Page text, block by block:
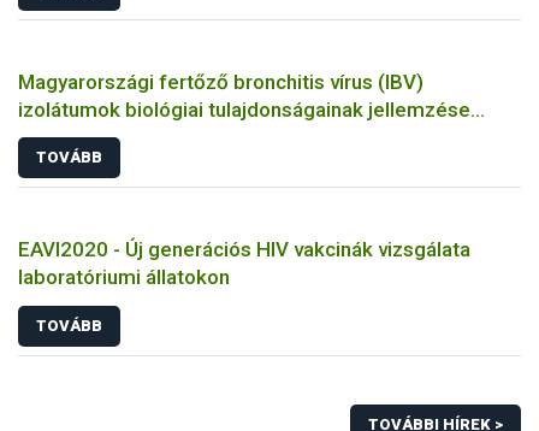
Magyarországi fertőző bronchitis vírus (IBV)
izolátumok biológiai tulajdonságainak jellemzése
állatkísérletes és molekuláris biológiai eszközökkel
TOVÁBB
EAVI2020 - Új generációs HIV vakcinák vizsgálata
laboratóriumi állatokon
TOVÁBB
TOVÁBBI HÍREK >